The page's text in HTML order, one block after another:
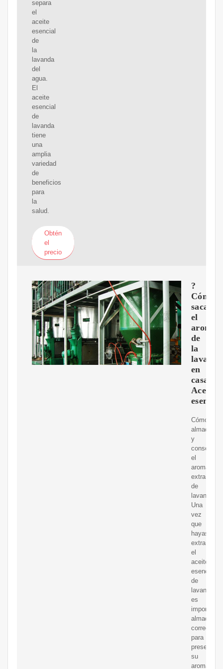
separa
el
aceite
esencial
de
la
lavanda
del
agua.
El
aceite
esencial
de
lavanda
tiene
una
amplia
variedad
de
beneficios
para
la
salud.
Obtén
el
precio
?
Cómo
sacar
el
aroma
de
la
lavanda
en
casa?
Aceite
esencial
Cómo
almacenar
y
conservar
el
aroma
extraído
de
lavanda.
Una
vez
que
hayas
extraído
el
aceite
esencial
de
lavanda,
es
importante
para
preservar
su
aroma.